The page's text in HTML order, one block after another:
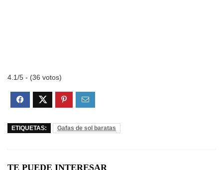
4.1/5 - (36 votos)
ETIQUETAS: Gafas de sol baratas
TE PUEDE INTERESAR